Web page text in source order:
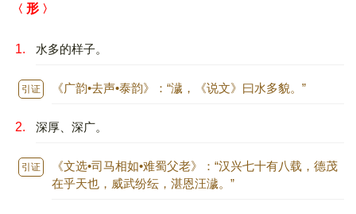
形
1. 水多的样子。
引证 ： 《广韵•去声•泰韵》：“濊，《说文》曰水多貌。”
2. 深厚、深广。
引证 ：
《文选•司马相如•难蜀父老》：“汉兴七十有八载，德茂
在乎天也，威武纷纭，湛恩汪濊。”